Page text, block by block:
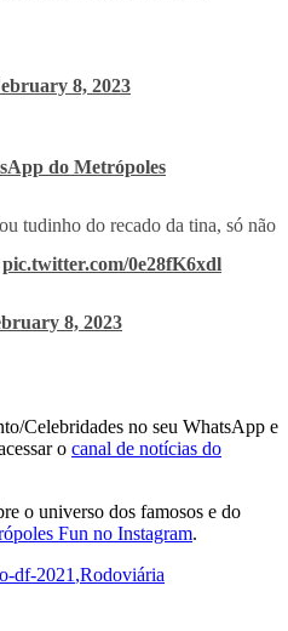
8, 2023
do Metrópoles
tudinho do recado da tina, só não
pic.twitter.com/0e28fK6xdl
8, 2023
Celebridades no seu WhatsApp e
o canal de notícias do
o universo dos famosos e do
Fun no Instagram.
df-2021,Rodoviária